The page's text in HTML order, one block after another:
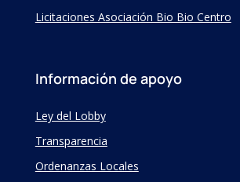
Licitaciones Asociación Bio Bio Centro
Información de apoyo
Ley del Lobby
Transparencia
Ordenanzas Locales